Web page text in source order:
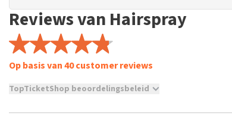
Reviews van Hairspray
Op basis van 40 customer reviews
TopTicketShop beoordelingsbeleid
TopTicketShop verzamelt reviews van echte